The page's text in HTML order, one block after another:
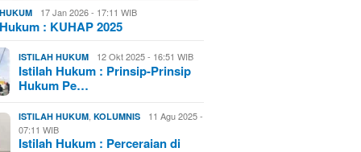
17 Jan 2026 - 17:11 WIB
: KUHAP 2025
ISTILAH HUKUM 12 Okt 2025 - 16:51 WIB
Istilah Hukum : Prinsip-Prinsip
Hukum Pe…
ISTILAH HUKUM ,KOLUMNIS
11 Agu 2025 -
07:11 WIB
Istilah Hukum : Perceraian di